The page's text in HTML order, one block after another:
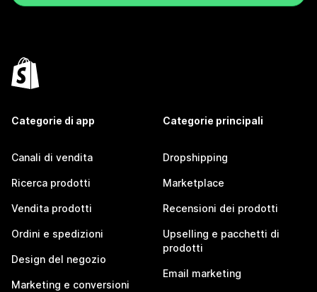
Categorie di app
Canali di vendita
Ricerca prodotti
Vendita prodotti
Ordini e spedizioni
Design del negozio
Marketing e conversioni
Categorie principali
Dropshipping
Marketplace
Recensioni dei prodotti
Upselling e pacchetti di
prodotti
Email marketing